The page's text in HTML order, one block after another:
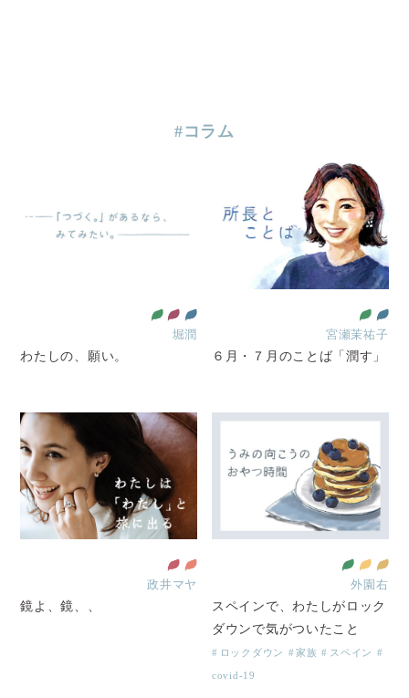
#コラム
堀潤
わたしの、願い。
宮瀬茉祐子
６月・７月のことば「潤す」
政井マヤ
鏡よ、鏡、、
外園右
スペインで、わたしがロック
ダウンで気がついたこと
ロックダウン 家族 スペイン
covid-19